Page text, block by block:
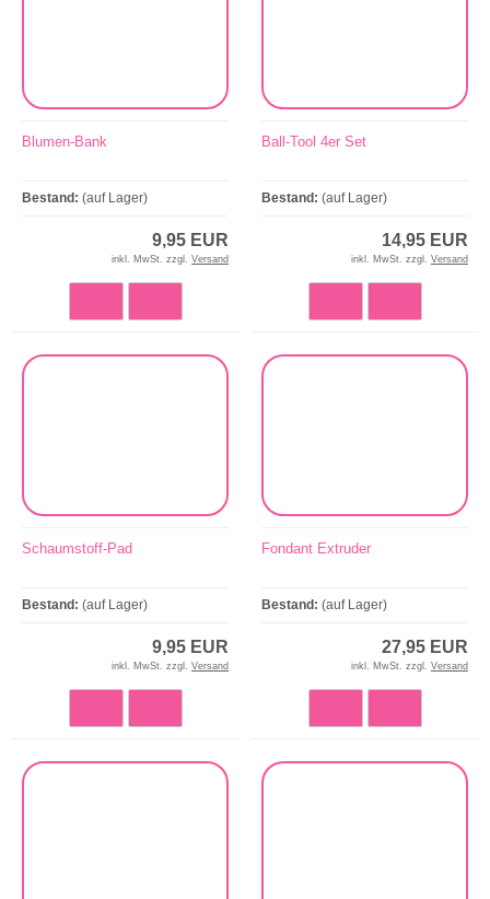
Blumen-Bank
Bestand: (auf Lager)
9,95 EUR
inkl. MwSt. zzgl. Versand
Ball-Tool 4er Set
Bestand: (auf Lager)
14,95 EUR
inkl. MwSt. zzgl. Versand
Schaumstoff-Pad
Bestand: (auf Lager)
9,95 EUR
inkl. MwSt. zzgl. Versand
Fondant Extruder
Bestand: (auf Lager)
27,95 EUR
inkl. MwSt. zzgl. Versand